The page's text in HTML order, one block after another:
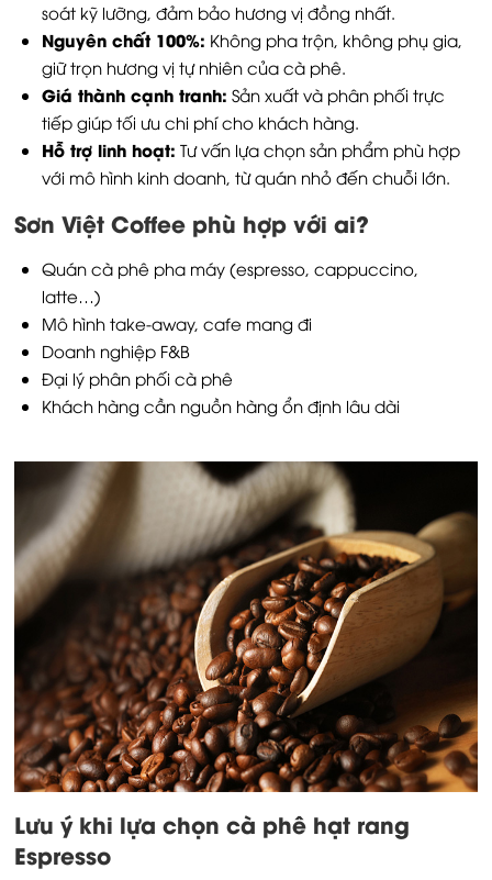
soát kỹ lưỡng, đảm bảo hương vị đồng nhất.
Nguyên chất 100%: Không pha trộn, không phụ gia,
giữ trọn hương vị tự nhiên của cà phê.
Giá thành cạnh tranh: Sản xuất và phân phối trực
tiếp giúp tối ưu chi phí cho khách hàng.
Hỗ trợ linh hoạt: Tư vấn lựa chọn sản phẩm phù hợp
với mô hình kinh doanh, từ quán nhỏ đến chuỗi lớn.
Sơn Việt Coffee phù hợp với ai?
Quán cà phê pha máy (espresso, cappuccino,
latte…)
Mô hình take-away, cafe mang đi
Doanh nghiệp F&B
Đại lý phân phối cà phê
Khách hàng cần nguồn hàng ổn định lâu dài
Lưu ý khi lựa chọn cà phê hạt rang
Espresso